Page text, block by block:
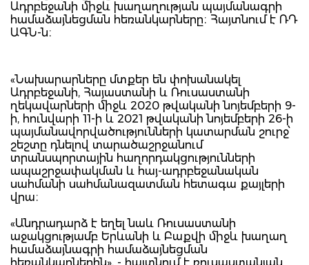
Ադրբեջանի միջև խաղաղության պայմանագրի
համաձայնեցման հեռանկարները։ Հայտնում է ՌԴ
ԱԳՆ-ն։
«Նախարարները մտքեր են փոխանակել
Ադրբեջանի, Հայաստանի և Ռուսաստանի
ղեկավարների միջև 2020 թվականի նոյեմբերի 9-
ի, հունվարի 11-ի և 2021 թվականի նոյեմբերի 26-ի
պայմանավորվածությունների կատարման շուրջ՝
շեշտը դնելով տարածաշրջանում
տրանսպորտային հաղորդակցությունների
ապաշրջափակման և հայ-ադրբեջանական
սահմանի սահմանազատման հետագա քայլերի
վրա։
«Անդրադարձ է եղել նաև Ռուսաստանի
աջակցությամբ Երևանի և Բաքվի միջև խաղաղ
համաձայնագրի համաձայնեցման